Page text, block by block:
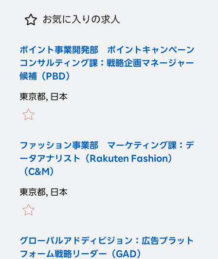
お気に入りの求人
ポイント事業開発部 ポイントキャンペーン
コンサルティング課：戦略企画マネージャー
候補（PBD）
東京都, 日本
ファッション事業部 マーケティング課：デ
ータアナリスト（Rakuten Fashion）
（C&M）
東京都, 日本
グローバルアドディビジョン：広告プラット
フォーム戦略リーダー（GAD）